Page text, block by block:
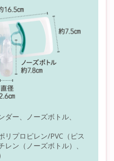
ー、ノーズボトル、
プロピレン/PVC（ピス
レン（ノーズボトル）、